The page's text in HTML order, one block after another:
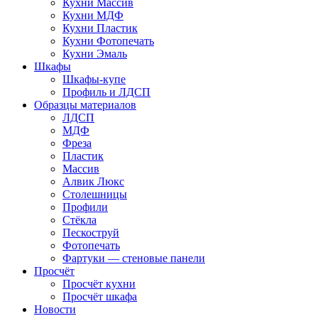
Кухни Массив
Кухни МДФ
Кухни Пластик
Кухни Фотопечать
Кухни Эмаль
Шкафы
Шкафы-купе
Профиль и ЛДСП
Образцы материалов
ЛДСП
МДФ
Фреза
Пластик
Массив
Алвик Люкс
Столешницы
Профили
Стёкла
Пескоструй
Фотопечать
Фартуки — стеновые панели
Просчёт
Просчёт кухни
Просчёт шкафа
Новости